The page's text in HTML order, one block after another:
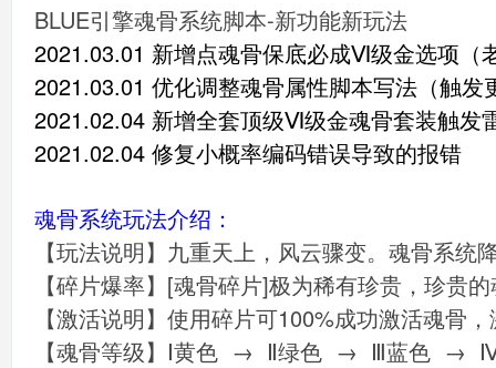
BLUE引擎魂骨系统脚本-新功能新玩法
2021.03.01 新增点魂骨保底必成Ⅵ级金选项（
2021.03.01 优化调整魂骨属性脚本写法（触发
2021.02.04 新增全套顶级Ⅵ级金魂骨套装触发
2021.02.04 修复小概率编码错误导致的报错
魂骨系统玩法介绍：
【玩法说明】九重天上，风云骤变。魂骨系
【碎片爆率】[魂骨碎片]极为稀有珍贵，珍贵
【激活说明】使用碎片可100%成功激活魂骨
【魂骨等级】Ⅰ黄色 → Ⅱ绿色 → Ⅲ蓝色